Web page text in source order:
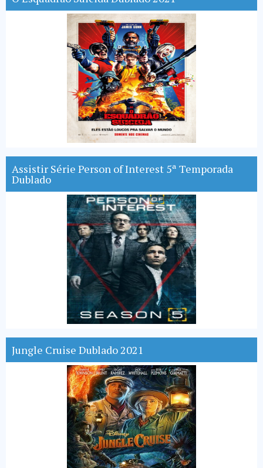
Assistir Série Person of Interest 5ª Temporada
Dublado
Jungle Cruise Dublado 2021